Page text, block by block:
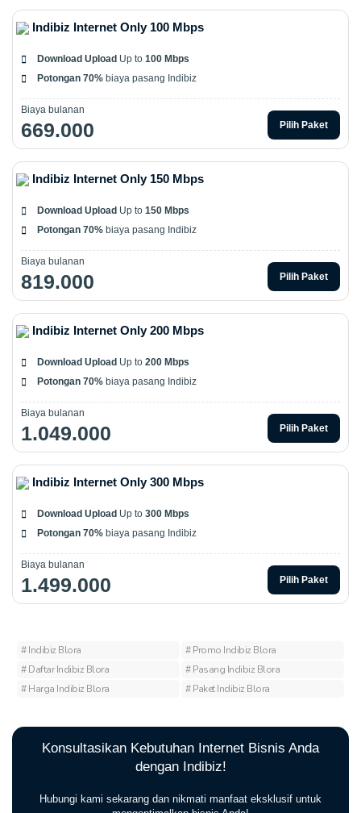
Indibiz Internet Only 100 Mbps
Download Upload Up to 100 Mbps
Potongan 70% biaya pasang Indibiz
Biaya bulanan
669.000 Pilih Paket
Indibiz Internet Only 150 Mbps
Download Upload Up to 150 Mbps
Potongan 70% biaya pasang Indibiz
Biaya bulanan
819.000 Pilih Paket
Indibiz Internet Only 200 Mbps
Download Upload Up to 200 Mbps
Potongan 70% biaya pasang Indibiz
Biaya bulanan
1.049.000 Pilih Paket
Indibiz Internet Only 300 Mbps
Download Upload Up to 300 Mbps
Potongan 70% biaya pasang Indibiz
Biaya bulanan
1.499.000 Pilih Paket
# Indibiz Blora
# Promo Indibiz Blora
# Daftar Indibiz Blora
# Pasang Indibiz Blora
# Harga Indibiz Blora
# Paket Indibiz Blora
Konsultasikan Kebutuhan Internet Bisnis Anda
dengan Indibiz!
Hubungi kami sekarang dan nikmati manfaat eksklusif untuk